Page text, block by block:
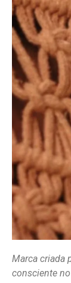
Marca criada
consciente